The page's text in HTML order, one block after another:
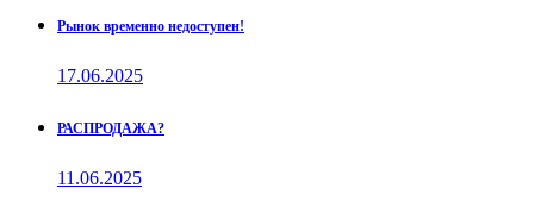
Рынок временно недоступен!
17.06.2025
РАСПРОДАЖА?
11.06.2025